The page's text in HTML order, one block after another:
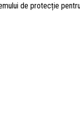
de protecție